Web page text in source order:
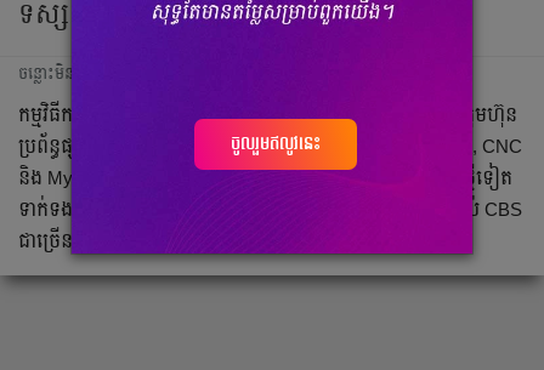
ទស្សនាភាពយន្តភាគខ្មែរល្បីៗ​រាប់រយរឿង
ចន្លោះមិនឃើញ
កម្មវិធីកម្សាន្តលើទូរស័ព្ទដៃដ៏ពេញនិយម ហៅថា App Soyo និងក្រុមហ៊ុន
ប្រព័ន្ធផ្សព្វផ្សាយដ៏ធំមួយក្នុងស្រុក CBS ដែលមានទូរទស្សន៍ CTN, CNC
និង MyTV បានចាប់ដៃគ្នាជាផ្លូវការដើម្បី ផ្ដល់ការកម្សាន្តមួយបែបថ្មីទៀត
ទាក់ទងនឹងការផ្តល់ជូននូវភាពយន្តភាគ និងកម្មវិធីកម្សាន្តល្បីៗរបស់ CBS
ជាច្រើន ដល់ប្រិយមិត្តទាំងអស់។
ចូលរួមឥលូវនេះ